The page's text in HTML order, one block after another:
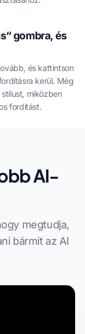
gombra, és
és kattintson
kerül. Még
miközben
fordítást.
AI-
megtudja,
bármit az AI